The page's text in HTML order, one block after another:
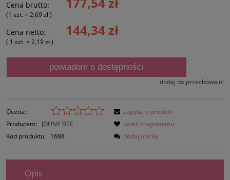
Cena brutto:
(1 szt. = 2,69 zł)
Cena netto: 144,34 zł
( 1 szt. = 2,19 zł)
powiadom o dostępności
dodaj do przechowalni
Ocena:
Producent:
JOHNY BEE
Kod produktu:
1688
zapytaj o produkt
poleć znajomemu
dodaj opinię
Opis